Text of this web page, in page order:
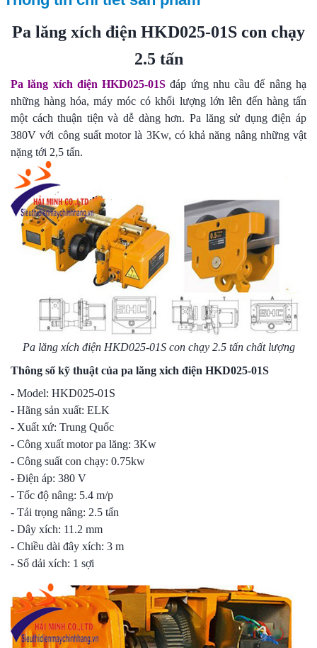
Pa lăng xích điện HKD025-01S con chạy
2.5 tấn
Pa lăng xích điện HKD025-01S đáp ứng nhu cầu để nâng hạ
những hàng hóa, máy móc có khối lượng lớn lên đến hàng tấn
một cách thuận tiện và dễ dàng hơn. Pa lăng sử dụng điện áp
380V với công suất motor là 3Kw, có khả năng nâng những vật
nặng tới 2,5 tấn.
Pa lăng xích điện HKD025-01S con chạy 2.5 tấn chất lượng
Thông số kỹ thuật của pa lăng xich điện HKD025-01S
- Model: HKD025-01S
- Hãng sản xuất: ELK
- Xuất xứ: Trung Quốc
- Công xuất motor pa lăng: 3Kw
- Công suất con chạy: 0.75kw
- Điện áp: 380 V
- Tốc độ nâng: 5.4 m/p
- Tải trọng nâng: 2.5 tấn
- Dây xích: 11.2 mm
- Chiều dài đây xích: 3 m
- Số dải xích: 1 sợi